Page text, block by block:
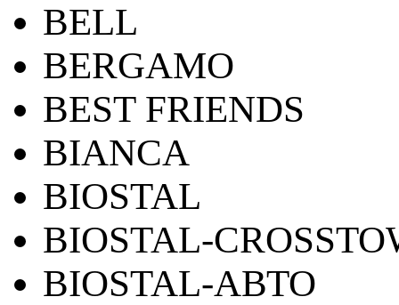
BELL
BERGAMO
BEST FRIENDS
BIANCA
BIOSTAL
BIOSTAL-
BIOSTAL-АВТО